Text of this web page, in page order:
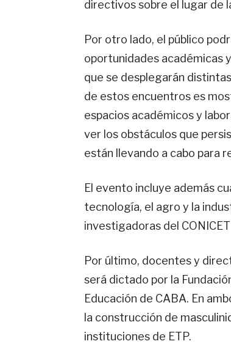
directivos sobre el lugar de
Por otro lado, el público
oportunidades académicas
que se desplegarán
de estos encuentros es
espacios académicos y
ver los obstáculos que
están llevando a cabo para
El evento incluye además
tecnología, el agro y la
investigadoras del
Por último, docentes y
será dictado por la
Educación de CABA. En
la construcción de
instituciones de ETP.